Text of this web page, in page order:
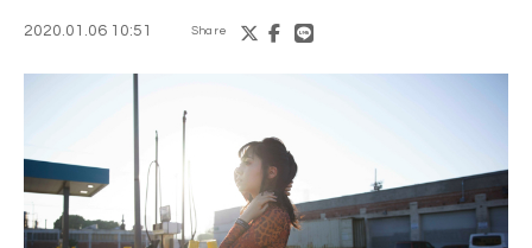
2020.01.06 10:51 Share